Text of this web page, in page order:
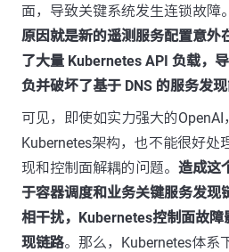
面，导致关键系统发生连锁故障
原因就是新的遥测服务配置意外
了大量 Kubernetes API 负载，
负并破坏了基于 DNS 的服务发现
可见，即使如实力强大的OpenAI
Kubernetes架构，也不能很好处
现和控制面解耦的问题。 造成这
于容器调度和业务关键服务发现
相干扰，Kubernetes控制面故障
现链路。那么，Kubernetes体系